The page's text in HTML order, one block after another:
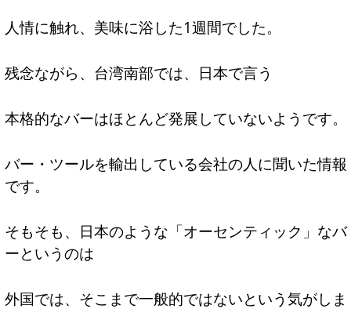
人情に触れ、美味に浴した1週間でした。
残念ながら、台湾南部では、日本で言う
本格的なバーはほとんど発展していないようです。
バー・ツールを輸出している会社の人に聞いた情報
です。
そもそも、日本のような「オーセンティック」なバ
ーというのは
外国では、そこまで一般的ではないという気がしま